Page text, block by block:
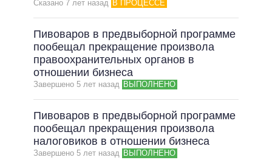
Сказано 7 лет назад В ПРОЦЕССЕ
Пивоваров в предвыборной программе
пообещал прекращение произвола
правоохранительных органов в
отношении бизнеса
Завершено 5 лет назад ВЫПОЛНЕНО
Пивоваров в предвыборной программе
пообещал прекращения произвола
налоговиков в отношении бизнеса
Завершено 5 лет назад ВЫПОЛНЕНО